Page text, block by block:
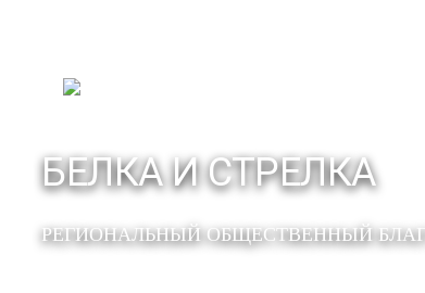
БЕЛКА И СТРЕЛКА
РЕГИОНАЛЬНЫЙ ОБЩЕСТВЕННЫЙ